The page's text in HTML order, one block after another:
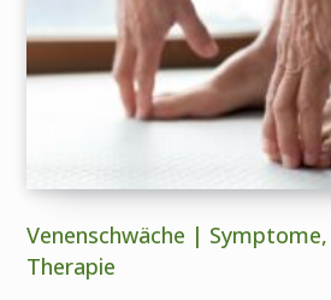
Venenschwäche |
Therapie